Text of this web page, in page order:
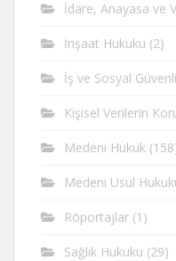
İdare, Anayasa ve
İnşaat Hukuku (2)
İş ve Sosyal
Kişisel Verilerin
Medeni Hukuk
Medeni Usul
Röportajlar (1)
Sağlık Hukuku (29)